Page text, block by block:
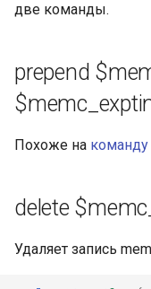
две команды.
prepend
Похоже на команду
delete
Удаляет запись